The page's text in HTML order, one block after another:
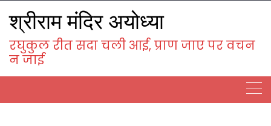
to
content
श्रीराम मंदिर अयोध्या
रघुकुल रीत सदा चली आई, प्राण जाए पर वचन
न जाई